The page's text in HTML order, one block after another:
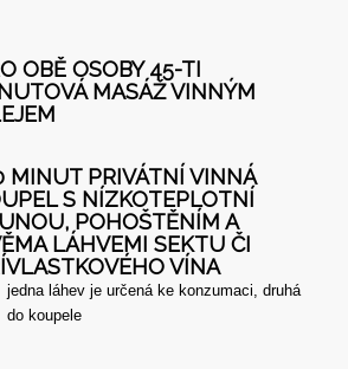
OBĚ OSOBY 45-TI
MASÁŽ VINNÝM
MINUT PRIVÁTNÍ VINNÁ
S NÍZKOTEPLOTNÍ
POHOŠTĚNÍM A
LÁHVEMI SEKTU ČI
VÍNA
jedna láhev je určená ke konzumaci, druhá
do koupele